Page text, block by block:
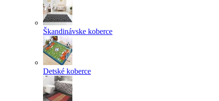
Škandinávske koberce
Detské koberce